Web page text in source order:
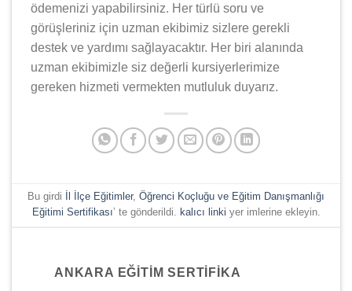
ödemenizi yapabilirsiniz. Her türlü soru ve
görüşleriniz için uzman ekibimiz sizlere gerekli
destek ve yardımı sağlayacaktır. Her biri alanında
uzman ekibimizle siz değerli kursiyerlerimize
gereken hizmeti vermekten mutluluk duyarız.
Bu girdi İl İlçe Eğitimler, Öğrenci Koçluğu ve Eğitim Danışmanlığı
Eğitimi Sertifikası’ te gönderildi. kalıcı linki yer imlerine ekleyin.
ANKARA EĞITIM SERTIFIKA